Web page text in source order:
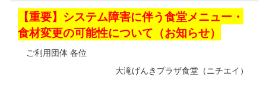
【重要】システム障害に伴う食堂メニュー・
食材変更の可能性について（お知らせ）
ご利用団体 各位
大滝げんきプラザ食堂（ニチエイ）